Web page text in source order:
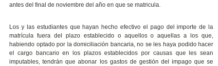
antes del final de noviembre del año en que se matricula.
Los y las estudiantes que hayan hecho efectivo el pago del importe de la
matrícula fuera del plazo establecido o aquellos o aquellas a los que,
habiendo optado por la domiciliación bancaria, no se les haya podido hacer
el cargo bancario en los plazos establecidospor causas que les sean
imputables, tendrán que abonar los gastos de gestión del impago que se